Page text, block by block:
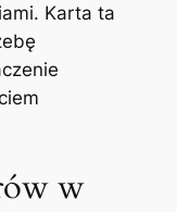
Karta ta
w